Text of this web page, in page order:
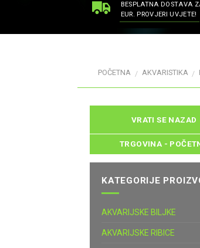
BESPLATNA DOSTAVA
EUR. PROVJERI UVJETE!
POČETNA / AKVARISTIKA /
TRGOVINA -
KATEGORIJE
AKVARIJSKE BILJKE
AKVARIJSKE RIBICE